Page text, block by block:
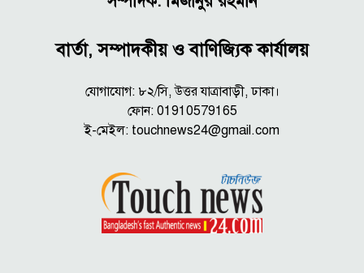
বার্তা, সম্পাদকীয় ও বাণিজ্যিক কার্যালয়
যোগাযোগ: ৮২/সি, উত্তর যাত্রাবাড়ী, ঢাকা।
ফোন: 01910579165
ই-মেইল: touchnews24@gmail.com